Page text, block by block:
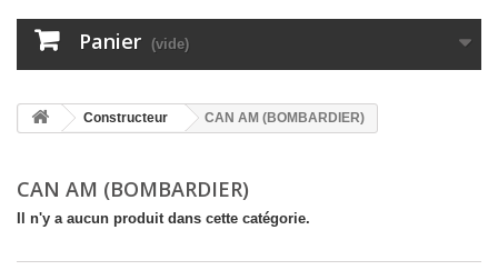
Panier (vide)
Constructeur CAN AM (BOMBARDIER)
CAN AM (BOMBARDIER)
Il n'y a aucun produit dans cette catégorie.